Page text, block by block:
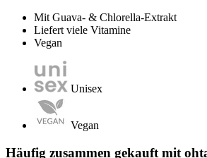
Mit Guava- & Chlorella-Extrakt
Liefert viele Vitamine
Vegan
Unisex
Vegan
Häufig zusammen gekauft mit